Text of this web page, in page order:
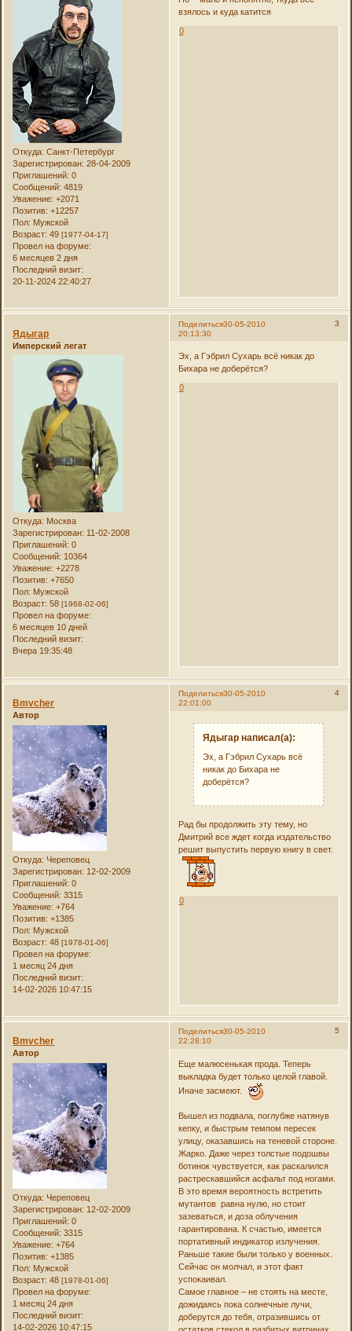
Откуда: Санкт-Петербург
Зарегистрирован: 28-04-2009
Приглашений: 0
Сообщений: 4819
Уважение: +2071
Позитив: +12257
Пол: Мужской
Возраст: 49[1977-04-17]
Провел на форуме:
6 месяцев 2 дня
Последний визит:
20-11-2024 22:40:27
взялось и куда катится
0
Поделиться 3
30-05-2010
20:13:30
Ядыгар
Имперский легат
Откуда: Москва
Зарегистрирован: 11-02-2008
Приглашений: 0
Сообщений: 10364
Уважение: +2278
Позитив: +7650
Пол: Мужской
Возраст: 58[1968-02-06]
Провел на форуме:
6 месяцев 10 дней
Последний визит:
Вчера 19:35:48
Эх, а Гэбрил Сухарь всё никак до
Бихара не доберётся?
0
Поделиться 4
30-05-2010
22:01:00
Bmvcher
Автор
Откуда: Череповец
Зарегистрирован: 12-02-2009
Приглашений: 0
Сообщений: 3315
Уважение: +764
Позитив: +1385
Пол: Мужской
Возраст: 48[1978-01-06]
Провел на форуме:
1 месяц 24 дня
Последний визит:
14-02-2026 10:47:15
Ядыгар написал(а):
Эх, а Гэбрил Сухарь всё
никак до Бихара не
доберётся?
Рад бы продолжить эту тему, но
Дмитрий все ждет когда издательство
решит выпустить первую книгу в свет.
0
Поделиться 5
30-05-2010
22:28:10
Bmvcher
Автор
Откуда: Череповец
Зарегистрирован: 12-02-2009
Приглашений: 0
Сообщений: 3315
Уважение: +764
Позитив: +1385
Пол: Мужской
Возраст: 48[1978-01-06]
Провел на форуме:
1 месяц 24 дня
Последний визит:
14-02-2026 10:47:15
Еще малюсенькая прода. Теперь
выкладка будет только целой главой.
Иначе засмеют.
Вышел из подвала, поглубже натянув
кепку, и быстрым темпом пересек
улицу, оказавшись на теневой стороне.
Жарко. Даже через толстые подошвы
ботинок чувствуется, как раскалился
растрескавшийся асфальт под ногами.
В это время вероятность встретить
мутантов равна нулю, но стоит
зазеваться, и доза облучения
гарантирована. К счастью, имеется
портативный индикатор излучения.
Раньше такие были только у военных.
Сейчас он молчал, и этот факт
успокаивал.
Самое главное – не стоять на месте,
дожидаясь пока солнечные лучи,
доберутся до тебя, отразившись от